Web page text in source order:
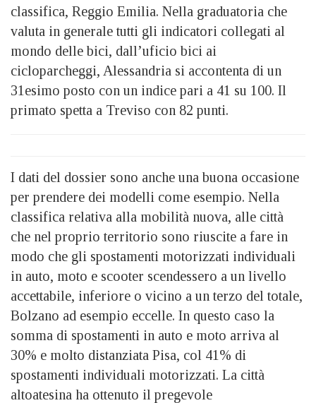
classifica, Reggio Emilia. Nella graduatoria che
valuta in generale tutti gli indicatori collegati al
mondo delle bici, dall’uficio bici ai
cicloparcheggi, Alessandria si accontenta di un
31esimo posto con un indice pari a 41 su 100. Il
primato spetta a Treviso con 82 punti.
I dati del dossier sono anche una buona occasione
per prendere dei modelli come esempio. Nella
classifica relativa alla mobilità nuova, alle città
che nel proprio territorio sono riuscite a fare in
modo che gli spostamenti motorizzati individuali
in auto, moto e scooter scendessero a un livello
accettabile, inferiore o vicino a un terzo del totale,
Bolzano ad esempio eccelle. In questo caso la
somma di spostamenti in auto e moto arriva al
30% e molto distanziata Pisa, col 41% di
spostamenti individuali motorizzati. La città
altoatesina ha ottenuto il pregevole